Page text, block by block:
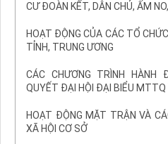
CƯ ĐOÀN KẾT, DÂN CHỦ, ẤM
HOẠT ĐỘNG CỦA CÁC TỔ
TỈNH, TRUNG ƯƠNG
CÁC CHƯƠNG TRÌNH HÀNH
QUYẾT ĐẠI HỘI ĐẠI BIỂU MTTQ
HOẠT ĐỘNG MẶT TRẬN VÀ
XÃ HỘI CƠ SỞ